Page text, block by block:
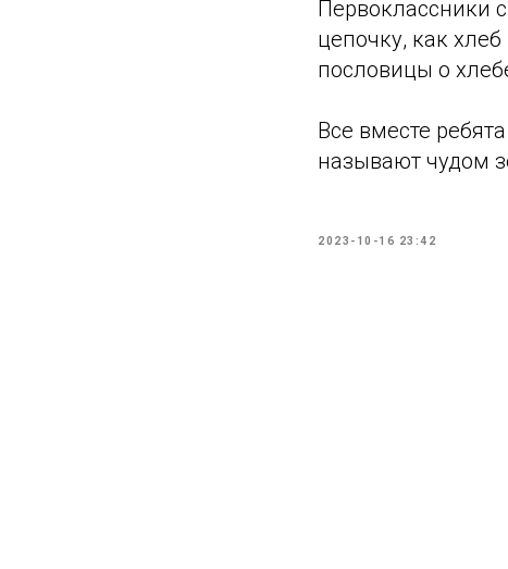
Первоклассники
цепочку, как
пословицы о
Все вместе
называют чудом
2023-10-16 23:42